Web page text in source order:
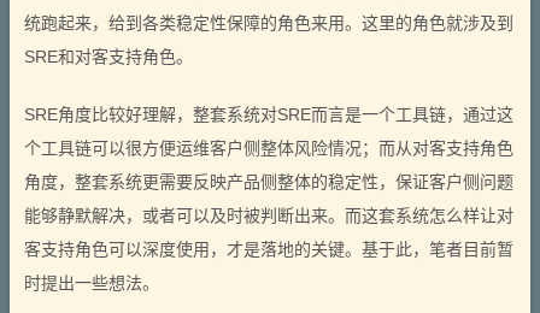
统跑起来，给到各类稳定性保障的角色来用。这里的角色就涉及到
SRE和对客支持角色。
SRE角度比较好理解，整套系统对SRE而言是一个工具链，通过这
个工具链可以很方便运维客户侧整体风险情况；而从对客支持角色
角度，整套系统更需要反映产品侧整体的稳定性，保证客户侧问题
能够静默解决，或者可以及时被判断出来。而这套系统怎么样让对
客支持角色可以深度使用，才是落地的关键。基于此，笔者目前暂
时提出一些想法。